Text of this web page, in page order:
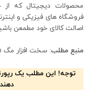
محصولات دیجیتال که از
فروشگاه های فیزیکی و
اصالت کالای خود مطمعن
منبع مطلب: سخت افزار مگ sakhtafzarmag.com
توجه! این مطلب یک